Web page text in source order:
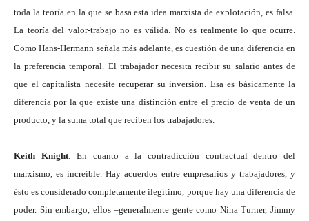
toda la teoría en la que se basa esta idea marxista de explotación, es falsa.
La teoría del valor-trabajo no es válida. No es realmente lo que ocurre.
Como Hans-Hermann señala más adelante, es cuestión de una diferencia en
la preferencia temporal. El trabajador necesita recibir su salario antes de
que el capitalista necesite recuperar su inversión. Esa es básicamente la
diferencia por la que existe una distinción entre el precio de venta de un
producto, y la suma total que reciben los trabajadores.
Keith Knight: En cuanto a la contradicción contractual dentro del
marxismo, es increíble. Hay acuerdos entre empresarios y trabajadores, y
ésto es considerado completamente ilegítimo, porque hay una diferencia de
poder. Sin embargo, ellos –generalmente gente como Nina Turner, Jimmy